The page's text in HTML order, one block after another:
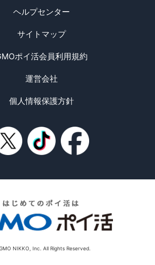
ヘルプセンター
サイトマップ
ポイ活会員利用規約
運営会社
個人情報保護方針
NIKKO, Inc. All Rights Reserved.